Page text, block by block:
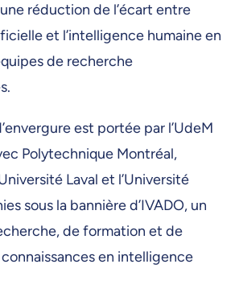
réduction de l’écart entre
et l’intelligence humaine en
de recherche
est portée par l’UdeM
Polytechnique Montréal,
Laval et l’Université
sous la bannière d’IVADO, un
de formation et de
en intelligence